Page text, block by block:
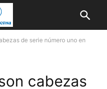
de serie número uno en
cabezas